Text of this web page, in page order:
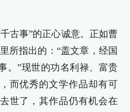
古事”的正心诚意。正如曹
所指出的：“盖文章，经国
。”现世的功名利禄、富贵
而优秀的文学作品却有可
世了，其作品仍有机会在